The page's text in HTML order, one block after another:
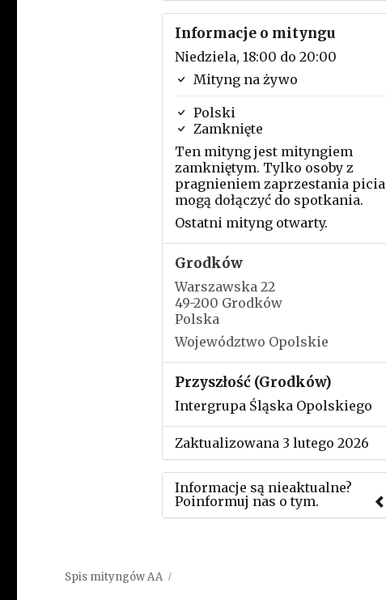
Informacje o mityngu
Niedziela, 18:00 do 20:00
Mityng na żywo
Polski
Zamknięte
Ten mityng jest mityngiem
zamkniętym. Tylko osoby z
pragnieniem zaprzestania picia
mogą dołączyć do spotkania.
Ostatni mityng otwarty.
Grodków
Warszawska 22
49-200 Grodków
Polska
Województwo Opolskie
Przyszłość (Grodków)
Intergrupa Śląska Opolskiego
Zaktualizowana 3 lutego 2026
Informacje są nieaktualne?
Poinformuj nas o tym.
Spis mityngów AA